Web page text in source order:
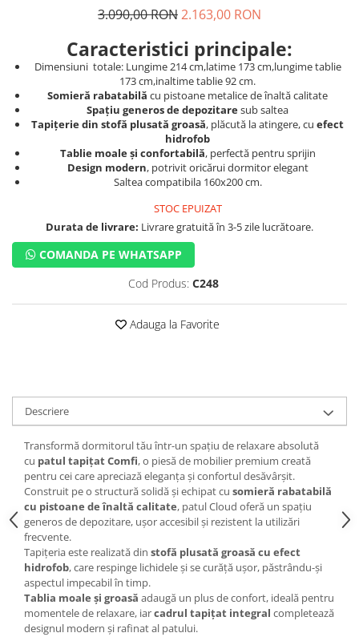
3.090,00 RON2.163,00 RON
Caracteristici principale:
Dimensiuni totale: Lungime 214 cm,latime 173 cm,lungime tablie
173 cm,inaltime tablie 92 cm.
Somieră rabatabilă cu pistoane metalice de înaltă calitate
Spațiu generos de depozitaresub saltea
Tapițerie din stofă plusată groasă, plăcută la atingere, cu efect
hidrofob
Tablie moale și confortabilă, perfectă pentru sprijin
Design modern, potrivit oricărui dormitor elegant
Saltea compatibila 160x200 cm.
STOC EPUIZAT
Durata de livrare: Livrare gratuită în 3-5 zile lucrătoare.
COMANDA PE WHATSAPP
Cod Produs: C248
Adauga la Favorite
Descriere
Transformă dormitorul tău într-un spațiu de relaxare absolută
cu patul tapițat Comfi, o piesă de mobilier premium creată
pentru cei care apreciază eleganța și confortul desăvârșit.
Construit pe o structură solidă și echipat cu somieră rabatabilă
cu pistoane de înaltă calitate, patul Cloud oferă un spațiu
generos de depozitare, ușor accesibil și rezistent la utilizări
frecvente.
Tapițeria este realizată din stofă plusată groasă cu efect
hidrofob, care respinge lichidele și se curăță ușor, păstrându-și
aspectul impecabil în timp.
Tablia moale și groasă adaugă un plus de confort, ideală pentru
momentele de relaxare, iarcadrul tapițat integral completează
designul modern și rafinat al patului.